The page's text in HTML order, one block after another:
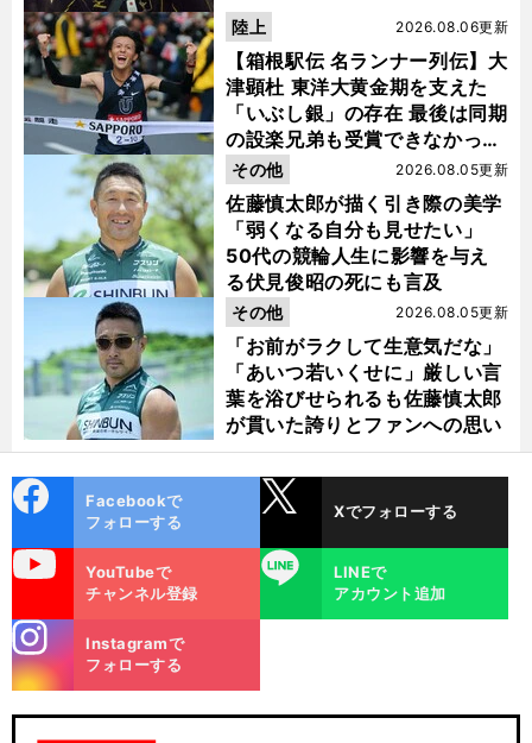
【箱根駅伝 名ランナー列伝】大
津顕杜 東洋大黄金期を支えた
「いぶし銀」の存在 最後は同期
の設楽兄弟も受賞できなかった
金栗杯に輝く
2026.08.06更新
陸上
佐藤慎太郎が描く引き際の美学
「弱くなる自分も見せたい」
50代の競輪人生に影響を与え
る伏見俊昭の死にも言及
2026.08.05更新
その他
「お前がラクして生意気だな」
「あいつ若いくせに」厳しい言
葉を浴びせられるも佐藤慎太郎
が貫いた誇りとファンへの思い
2026.08.05更新
その他
ok
Facebookで
フォローする
Xでフォローする
YouTubeで
チャンネル登録
LINE
LINEで
アカウント追加
m
Instagramで
フォローする